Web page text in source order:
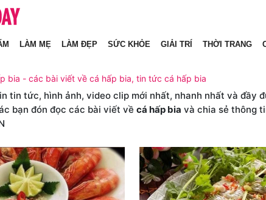
LÀM MẸ LÀM ĐẸP SỨC KHỎE GIẢI TRÍ THỜI TRANG
bia - các bài viết về cá hấp bia, tin tức cá hấp bia
tin tức, hình ảnh, video clip mới nhất, nhanh nhất và đầy
bạn đón đọc các bài viết về cá hấp bia và chia sẻ thông